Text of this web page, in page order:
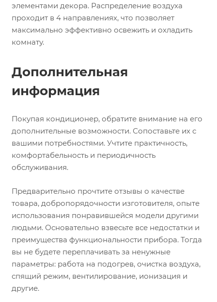
элементами декора. Распределение воздуха
проходит в 4 направлениях, что позволяет
максимально эффективно освежить и охладить
комнату.
Дополнительная
информация
Покупая кондиционер, обратите внимание на его
дополнительные возможности. Сопоставьте их с
вашими потребностями. Учтите практичность,
комфортабельность и периодичность
обслуживания.
Предварительно прочтите отзывы о качестве
товара, добропорядочности изготовителя, опыте
использования понравившейся модели другими
людьми. Основательно взвесьте все недостатки и
преимущества функциональности прибора. Тогда
вы не будете переплачивать за ненужные
параметры: работа на подогрев, очистка воздуха,
спящий режим, вентилирование, ионизация и
другие.